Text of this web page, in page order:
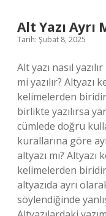
Alt Yazı Ayrı
Tarih: Şubat 8, 2025
Alt yazı nasıl
mi yazılır? Altyazı
kelimelerden
birlikte yazılırsa
cümlede doğru
kurallarına göre
altyazı mı? Altyazı
kelimelerden
altyazıda ayrı
söylendiğinde